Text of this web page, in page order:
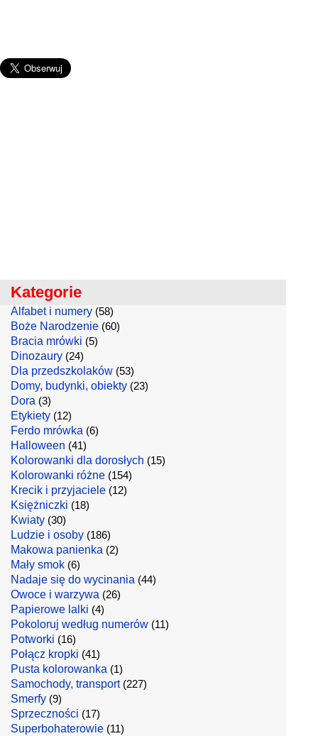
Kategorie
Alfabet i numery (58)
Boże Narodzenie (60)
Bracia mrówki (5)
Dinozaury (24)
Dla przedszkolaków (53)
Domy, budynki, obiekty (23)
Dora (3)
Etykiety (12)
Ferdo mrówka (6)
Halloween (41)
Kolorowanki dla dorosłych (15)
Kolorowanki różne (154)
Krecik i przyjaciele (12)
Księżniczki (18)
Kwiaty (30)
Ludzie i osoby (186)
Makowa panienka (2)
Mały smok (6)
Nadaje się do wycinania (44)
Owoce i warzywa (26)
Papierowe lalki (4)
Pokoloruj według numerów (11)
Potworki (16)
Połącz kropki (41)
Pusta kolorowanka (1)
Samochody, transport(227)
Smerfy (9)
Sprzeczności (17)
Superbohaterowie (11)